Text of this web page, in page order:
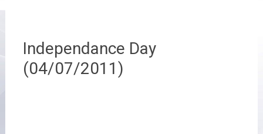
Independance Day
(04/07/2011)